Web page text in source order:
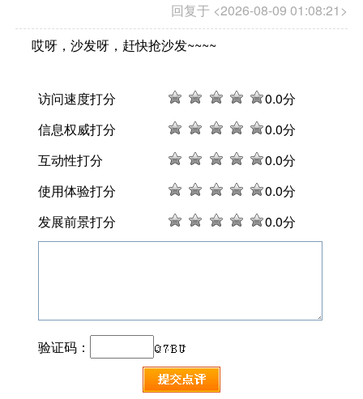
回复于 <2026-08-09 01:08:21>
哎呀，沙发呀，赶快抢沙发~~~~
访问速度打分 0.0分
信息权威打分
0.0分
互动性打分
0.0分
使用体验打分
0.0分
发展前景打分
0.0分
验证码：